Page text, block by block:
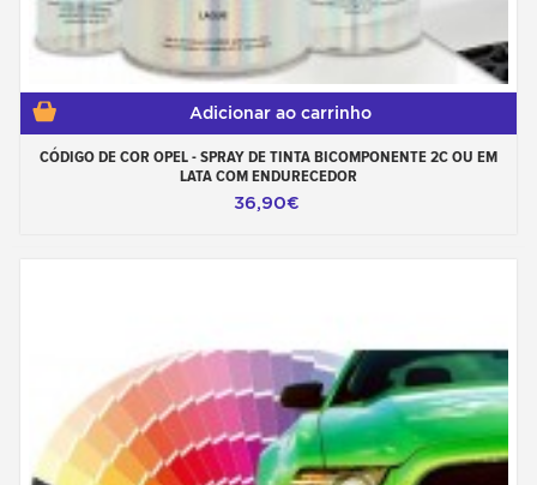
Adicionar ao carrinho
CÓDIGO DE COR OPEL - SPRAY DE TINTA BICOMPONENTE 2C OU EM
LATA COM ENDURECEDOR
36,90€